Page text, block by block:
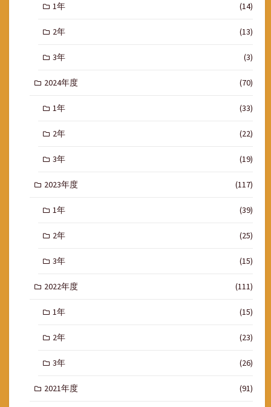
1年 (14)
2年 (13)
3年 (3)
2024年度 (70)
1年 (33)
2年 (22)
3年 (19)
2023年度 (117)
1年 (39)
2年 (25)
3年 (15)
2022年度 (111)
1年 (15)
2年 (23)
3年 (26)
2021年度 (91)